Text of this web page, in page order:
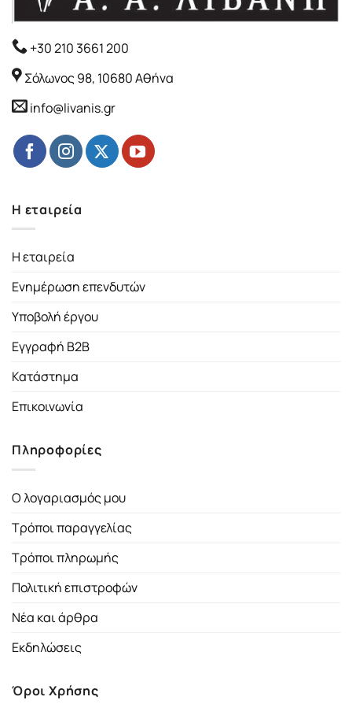
+30 210 3661 200
Σόλωνος 98, 10680 Αθήνα
info@livanis.gr
Η εταιρεία
Η εταιρεία
Ενημέρωση επενδυτών
Υποβολή έργου
Εγγραφή B2B
Κατάστημα
Επικοινωνία
Πληροφορίες
Ο λογαριασμός μου
Τρόποι παραγγελίας
Τρόποι πληρωμής
Πολιτική επιστροφών
Νέα και άρθρα
Εκδηλώσεις
Όροι Χρήσης